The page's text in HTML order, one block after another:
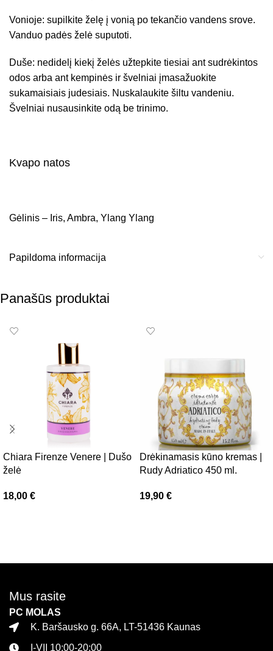
Vonioje: supilkite želę į vonią po tekančio vandens srove.
Vanduo padės želė suputoti.
Duše: nedidelį kiekį želės užtepkite tiesiai ant sudrėkintos
odos arba ant kempinės ir švelniai įmasažuokite
sukamaisiais judesiais. Nuskalaukite šiltu vandeniu.
Švelniai nusausinkite odą be trinimo.
Kvapo natos
Gėlinis – Iris, Ambra, Ylang Ylang
Papildoma informacija
Panašūs produktai
Chiara Firenze Venere | Dušo
želė
18,00 €
Drėkinamasis kūno kremas |
Rudy Adriatico 450 ml.
19,90 €
Mus rasite
PC MOLAS
K. Baršausko g. 66A, LT-51436 Kaunas
I-VII 10:00-20:00